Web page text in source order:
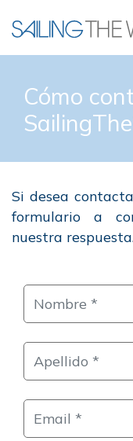
Cómo
Si desea
formulario a
nuestra